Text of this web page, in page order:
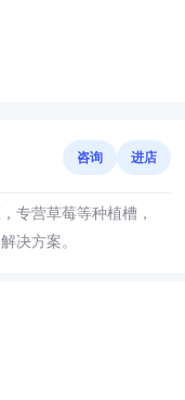
咨询 进店
专营草莓等种植槽，
决方案。